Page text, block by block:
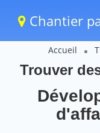
Chantier
Accueil
Trouver